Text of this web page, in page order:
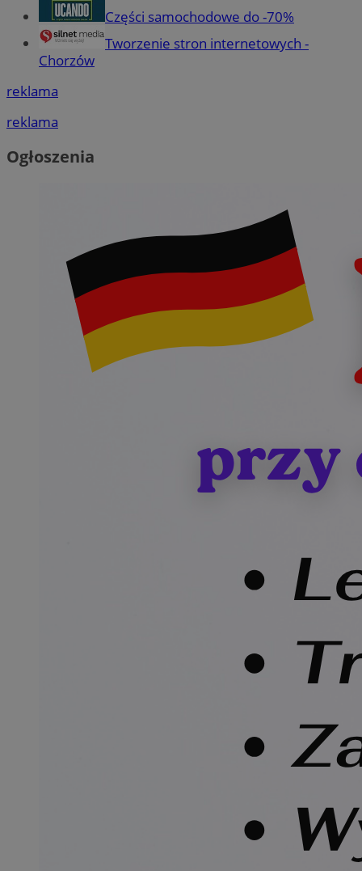
Części samochodowe do -70%
Tworzenie stron internetowych -
Chorzów
reklama
reklama
Ogłoszenia